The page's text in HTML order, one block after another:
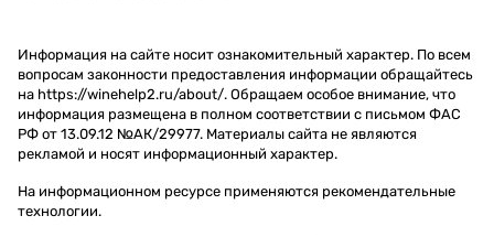
Информация на сайте носит ознакомительный характер. По всем
вопросам законности предоставления информации обращайтесь
на https://winehelp2.ru/about/. Обращаем особое внимание, что
информация размещена в полном соответствии с письмом ФАС
РФ от 13.09.12 №АК/29977. Материалы сайта не являются
рекламой и носят информационный характер.
На информационном ресурсе применяются рекомендательные
технологии.